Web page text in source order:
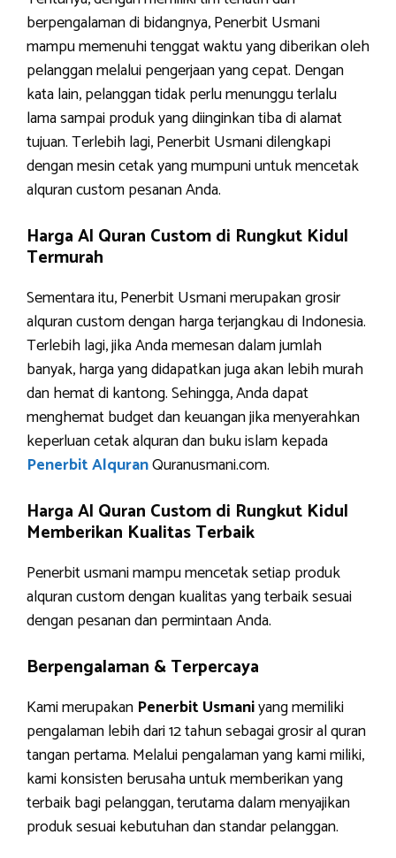
berpengalaman di bidangnya, Penerbit Usmani
mampu memenuhi tenggat waktu yang diberikan oleh
pelanggan melalui pengerjaan yang cepat. Dengan
kata lain, pelanggan tidak perlu menunggu terlalu
lama sampai produk yang diinginkan tiba di alamat
tujuan. Terlebih lagi, Penerbit Usmani dilengkapi
dengan mesin cetak yang mumpuni untuk mencetak
alquran custom pesanan Anda.
Harga Al Quran Custom di Rungkut Kidul
Termurah
Sementara itu, Penerbit Usmani merupakan grosir
alquran custom dengan harga terjangkau di Indonesia.
Terlebih lagi, jika Anda memesan dalam jumlah
banyak, harga yang didapatkan juga akan lebih murah
dan hemat di kantong. Sehingga, Anda dapat
menghemat budget dan keuangan jika menyerahkan
keperluan cetak alquran dan buku islam kepada
Penerbit AlquranQuranusmani.com.
Harga Al Quran Custom di Rungkut Kidul
Memberikan Kualitas Terbaik
Penerbit usmani mampu mencetak setiap produk
alquran custom dengan kualitas yang terbaik sesuai
dengan pesanan dan permintaan Anda.
Berpengalaman & Terpercaya
Kami merupakan Penerbit Usmaniyang memiliki
pengalaman lebih dari 12 tahun sebagai grosir al quran
tangan pertama. Melalui pengalaman yang kami miliki,
kami konsisten berusaha untuk memberikan yang
terbaik bagi pelanggan, terutama dalam menyajikan
produk sesuai kebutuhan dan standar pelanggan.